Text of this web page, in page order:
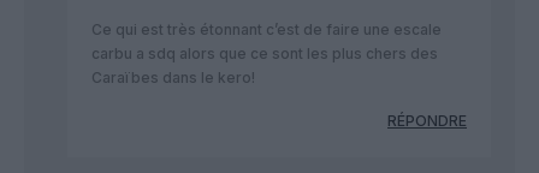
Ce qui est très étonnant c’est de faire une escale
carbu a sdq alors que ce sont les plus chers des
Caraïbes dans le kero!
RÉPONDRE